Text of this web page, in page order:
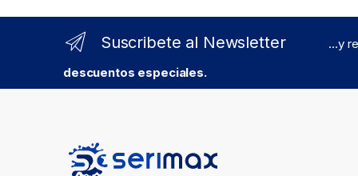
Suscribete al Newsletter
...y
descuentos especiales.